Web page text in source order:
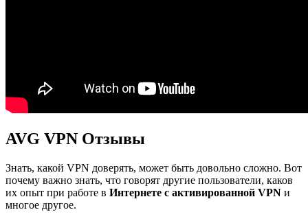
AVG VPN Отзывы
Знать, какой VPN доверять, может быть довольно сложно. Вот
почему важно знать, что говорят другие пользователи, каков
их опыт при работе в Интернете с активированной VPN и
многое другое.